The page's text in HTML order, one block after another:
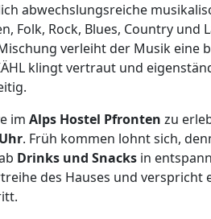
abwechslungsreiche
Folk, Rock, Blues, Country und
verleiht der Musik eine
klingt vertraut und
im Alps Hostel Pfronten zu
. Früh kommen lohnt sich,
Drinks und Snacks in
des Hauses und verspricht